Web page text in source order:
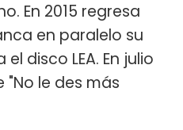
En 2015 regresa
en paralelo su
disco LEA. En julio
"No le des más